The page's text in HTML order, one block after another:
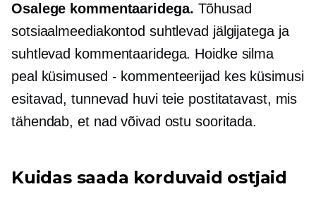
Osalege kommentaaridega. Tõhusad
sotsiaalmeediakontod suhtlevad jälgijatega ja
suhtlevad kommentaaridega. Hoidke silma
peal küsimused - kommenteerijad kes küsimusi
esitavad, tunnevad huvi teie postitatavast, mis
tähendab, et nad võivad ostu sooritada.
Kuidas saada korduvaid ostjaid